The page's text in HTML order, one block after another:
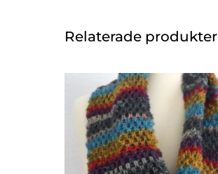
Relaterade produkter
produkten
flera
varianter.